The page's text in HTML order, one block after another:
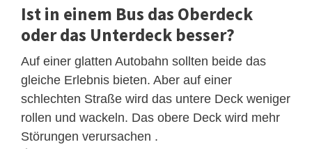
Ist in einem Bus das Oberdeck
oder das Unterdeck besser?
Auf einer glatten Autobahn sollten beide das
gleiche Erlebnis bieten. Aber auf einer
schlechten Straße wird das untere Deck weniger
rollen und wackeln. Das obere Deck wird mehr
Störungen verursachen .